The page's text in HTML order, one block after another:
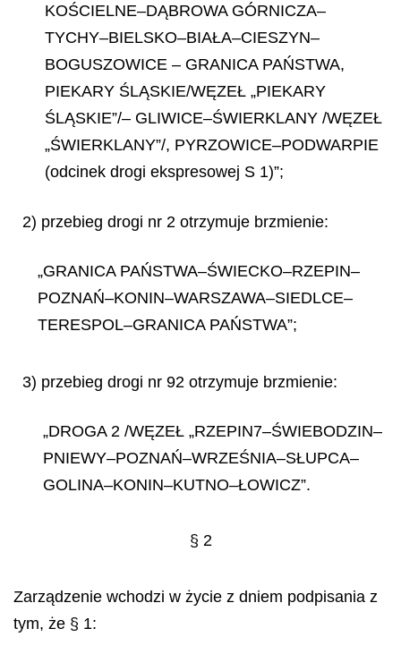
KOŚCIELNE–DĄBROWA GÓRNICZA–
TYCHY–BIELSKO–BIAŁA–CIESZYN–
BOGUSZOWICE – GRANICA PAŃSTWA,
PIEKARY ŚLĄSKIE/WĘZEŁ „PIEKARY
ŚLĄSKIE”/– GLIWICE–ŚWIERKLANY /WĘZEŁ
„ŚWIERKLANY”/, PYRZOWICE–PODWARPIE
(odcinek drogi ekspresowej S 1)”;
2) przebieg drogi nr 2 otrzymuje brzmienie:
„GRANICA PAŃSTWA–ŚWIECKO–RZEPIN–
POZNAŃ–KONIN–WARSZAWA–SIEDLCE–
TERESPOL–GRANICA PAŃSTWA”;
3) przebieg drogi nr 92 otrzymuje brzmienie:
„DROGA 2 /WĘZEŁ „RZEPIN7–ŚWIEBODZIN–
PNIEWY–POZNAŃ–WRZEŚNIA–SŁUPCA–
GOLINA–KONIN–KUTNO–ŁOWICZ”.
§ 2
Zarządzenie wchodzi w życie z dniem podpisania z
tym, że § 1: